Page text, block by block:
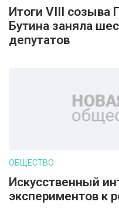
Итоги VIII созыва
Бутина заняла
депутатов
ОБЩЕСТВО
Искусственный
экспериментов к